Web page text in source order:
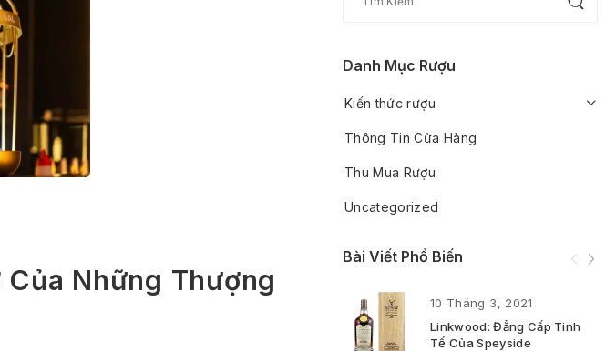
Danh Mục Rượu
Kiến thức rượu
Thông Tin Cửa Hàng
Thu Mua Rượu
Uncategorized
Bài Viết Phổ Biến
10 Tháng 3, 2021
Linkwood: Đẳng Cấp Tinh
Tế Của Speyside
Của Những Thượng